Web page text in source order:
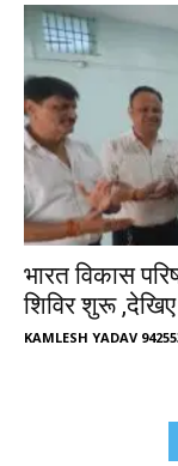
भारत विकास
शिविर शुरू ,देखिए
KAMLESH YADAV